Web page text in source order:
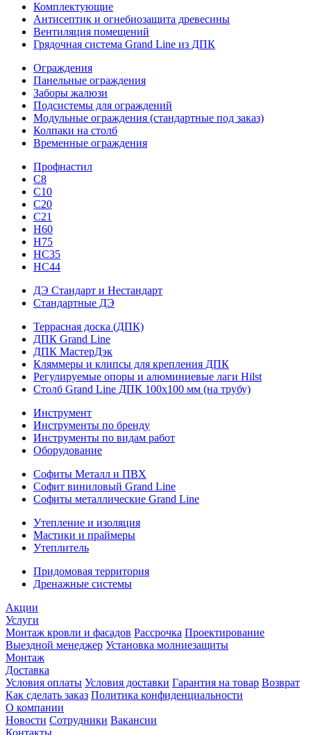
Комплектующие
Антисептик и огнебиозащита древесины
Вентиляция помещений
Грядочная система Grand Line из ДПК
Ограждения
Панельные ограждения
Заборы жалюзи
Подсистемы для ограждений
Модульные ограждения (стандартные под заказ)
Колпаки на столб
Временные ограждения
Профнастил
С8
С10
С20
С21
H60
H75
HС35
НС44
ДЭ Стандарт и Нестандарт
Стандартные ДЭ
Террасная доска (ДПК)
ДПК Grand Line
ДПК МастерДэк
Кляммеры и клипсы для крепления ДПК
Регулируемые опоры и алюминиевые лаги Hilst
Столб Grand Line ДПК 100х100 мм (на трубу)
Инструмент
Инструменты по бренду
Инструменты по видам работ
Оборудование
Софиты Металл и ПВХ
Софит виниловый Grand Line
Софиты металлические Grand Line
Утепление и изоляция
Мастики и праймеры
Утеплитель
Придомовая территория
Дренажные системы
Акции
Услуги
Монтаж кровли и фасадов Рассрочка Проектирование
Выездной менеджер Установка молниезащиты
Монтаж
Доставка
Условия оплаты Условия доставки Гарантия на товар Возврат
Как сделать заказ Политика конфиденциальности
О компании
Новости Сотрудники Вакансии
Контакты